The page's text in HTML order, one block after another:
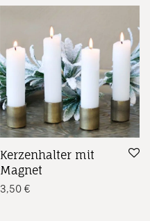
Kerzenhalter mit
Magnet
3,50 €